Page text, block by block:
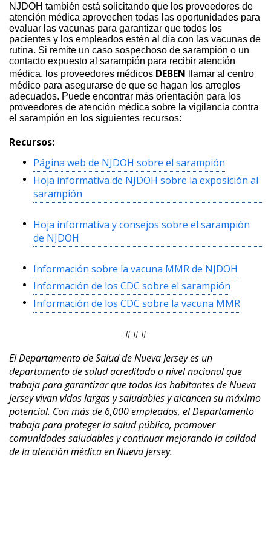
NJDOH también está solicitando que los proveedores de
atención médica aprovechen todas las oportunidades para
evaluar las vacunas para garantizar que todos los
pacientes y los empleados estén al día con las vacunas de
rutina. Si remite un caso sospechoso de sarampión o un
contacto expuesto al sarampión para recibir atención
médica, los proveedores médicos DEBEN llamar al centro
médico para asegurarse de que se hagan los arreglos
adecuados. Puede encontrar más orientación para los
proveedores de atención médica sobre la vigilancia contra
el sarampión en los siguientes recursos:
Recursos:
Página web de NJDOH sobre el sarampión
Hoja informativa de NJDOH sobre la exposición al
sarampión
Hoja informativa y consejos sobre el sarampión
de NJDOH
Información sobre la vacuna MMR de NJDOH
Información de los CDC sobre el sarampión
Información de los CDC sobre la vacuna MMR
# # #
El Departamento de Salud de Nueva Jersey es un
departamento de salud acreditado a nivel nacional que
trabaja para garantizar que todos los habitantes de Nueva
Jersey vivan vidas largas y saludables y alcancen su máximo
potencial. Con más de 6,000 empleados, el Departamento
trabaja para proteger la salud pública, promover
comunidades saludables y continuar mejorando la calidad
de la atención médica en Nueva Jersey.